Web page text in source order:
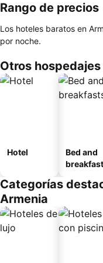
Rango de precios
Los hoteles baratos en
por noche.
Otros
Hotel
Bed and
Categorías
Armenia